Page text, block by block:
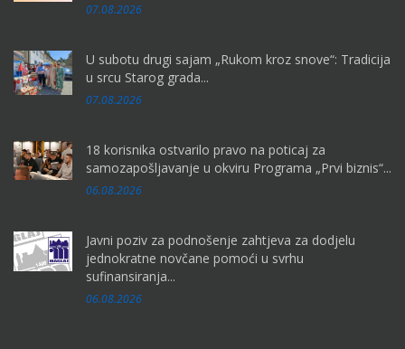
07.08.2026
U subotu drugi sajam „Rukom kroz snove“: Tradicija
u srcu Starog grada...
07.08.2026
18 korisnika ostvarilo pravo na poticaj za
samozapošljavanje u okviru Programa „Prvi biznis“...
06.08.2026
Javni poziv za podnošenje zahtjeva za dodjelu
jednokratne novčane pomoći u svrhu
sufinansiranja...
06.08.2026